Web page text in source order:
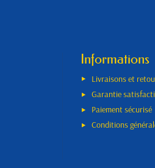
Informations
Livraisons et
Garantie
Paiement sécurisé
Conditions